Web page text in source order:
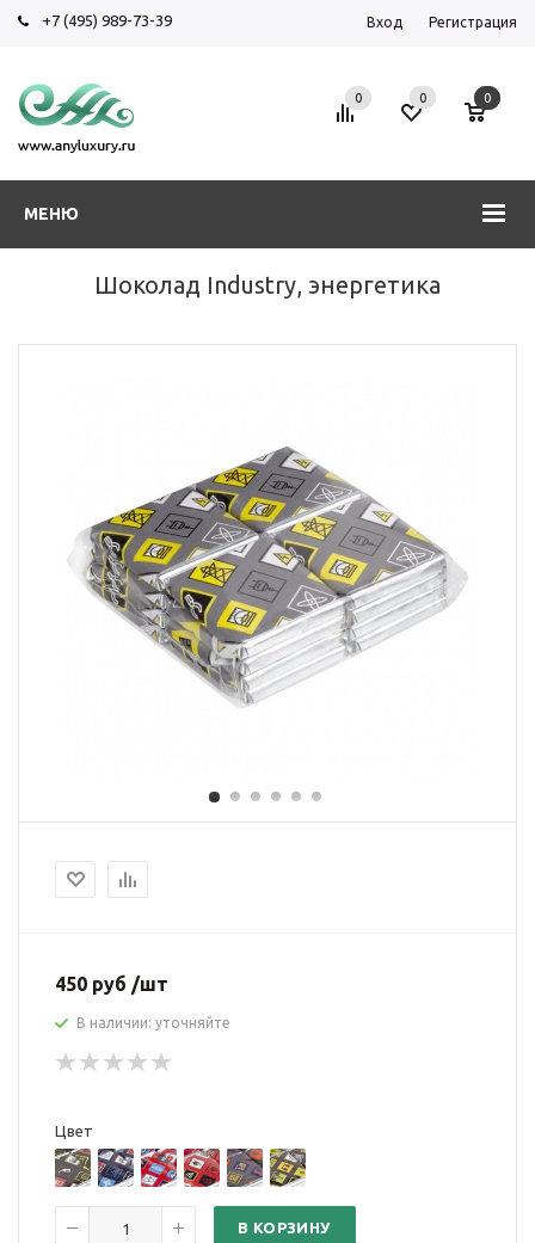
+7 (495) 989-73-39 Вход Регистрация
МЕНЮ
0 0 0
Шоколад Industry, энергетика
450 руб /шт
В наличии: уточняйте
Цвет
В КОРЗИНУ